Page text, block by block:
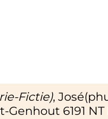
Fictie),
6191